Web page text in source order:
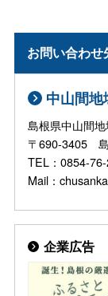
お問い合わせ
中山間
島根県中山間
〒690-3405
TEL：0854-
Mail：
企業広告